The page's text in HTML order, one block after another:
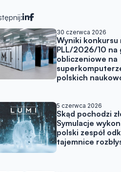
w
30 czerwca 2026
Wyniki konkursu
PLL/2026/10 na
obliczeniowe na
polskich
5 czerwca 2026
Skąd pochodzi
Symulacje
polski zespół
tajemnice